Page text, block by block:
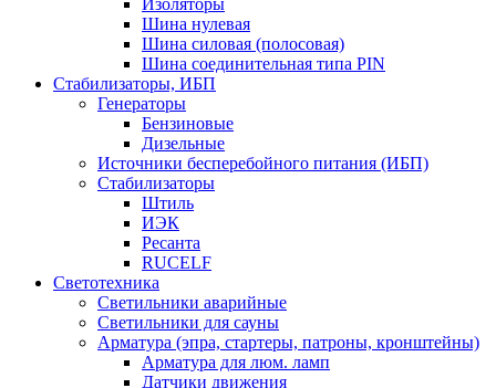
Шина нулевая
Шина силовая (полосовая)
Шина соединительная типа PIN
Стабилизаторы, ИБП
Генераторы
Бензиновые
Дизельные
Источники бесперебойного питания (ИБП)
Стабилизаторы
Штиль
ИЭК
Ресанта
RUCELF
Светотехника
Светильники аварийные
Светильники для сауны
Арматура (эпра, стартеры, патроны, кронштейны)
Арматура для люм. ламп
Датчики движения